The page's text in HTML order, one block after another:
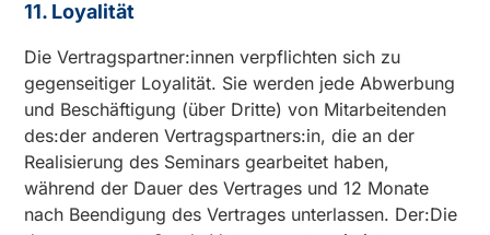
11. Loyalität
Die Vertragspartner:innen verpflichten sich zu
gegenseitiger Loyalität. Sie werden jede Abwerbung
und Beschäftigung (über Dritte) von Mitarbeitenden
des:der anderen Vertragspartners:in, die an der
Realisierung des Seminars gearbeitet haben,
während der Dauer des Vertrages und 12 Monate
nach Beendigung des Vertrages unterlassen. Der:Die